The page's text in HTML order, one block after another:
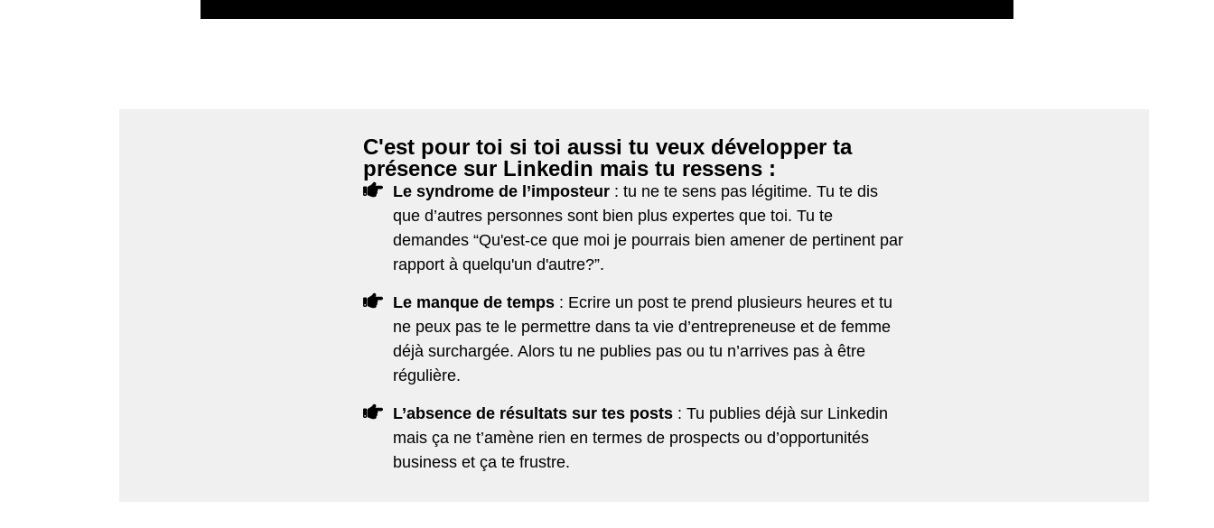
C'est pour toi si toi aussi tu veux développer ta
présence sur Linkedin mais tu ressens :
Le syndrome de l’imposteur: tu ne te sens pas légitime. Tu te dis
que d’autres personnes sont bien plus expertes que toi. Tu te
demandes “Qu'est-ce que moi je pourrais bien amener de pertinent par
rapport à quelqu'un d'autre?”.
Le manque de temps: Ecrire un post te prend plusieurs heures et tu
ne peux pas te le permettre dans ta vie d’entrepreneuse et de femme
déjà surchargée. Alors tu ne publies pas ou tu n’arrives pas à être
régulière.
L’absence de résultats sur tes posts: Tu publies déjà sur Linkedin
mais ça ne t’amène rien en termes de prospects ou d’opportunités
business et ça te frustre.